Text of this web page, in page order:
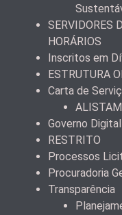
SERVIDORES
HORÁRIOS
Inscritos em
ESTRUTURA
Carta de
Governo Digital
RESTRITO
Processos
Procuradoria
Transparência